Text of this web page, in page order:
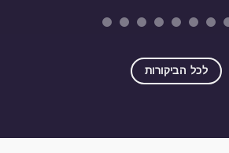
לכל הביקורות